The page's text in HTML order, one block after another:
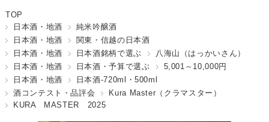
TOP
日本酒・地酒
純米吟醸酒
日本酒・地酒
関東・信越の日本酒
日本酒・地酒
日本酒銘柄で選ぶ
八海山（はっかいさん）
日本酒・地酒
日本酒・予算で選ぶ
5,001～10,000円
日本酒・地酒
日本酒-720ml・500ml
酒コンテスト・品評会
Kura Master（クラマスター）
KURA MASTER 2025